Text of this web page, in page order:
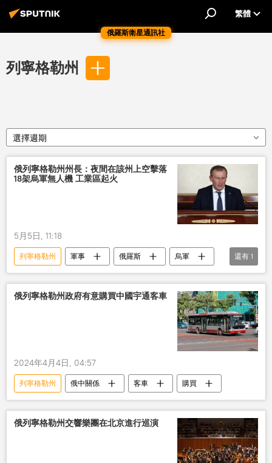
俄羅斯衛星通訊社
繁體
列寧格勒州
選擇週期
俄列寧格勒州州長：夜間在該州上空擊落
18架烏軍無人機 工業區起火
5月5日, 11:18
列寧格勒州 軍事 俄羅斯
烏軍
無人機
還有 1
俄列寧格勒州政府有意購買中國宇通客車
2024年4月4日, 04:57
列寧格勒州 俄中關係 客車 購買
俄列寧格勒州交響樂團在北京進行巡演